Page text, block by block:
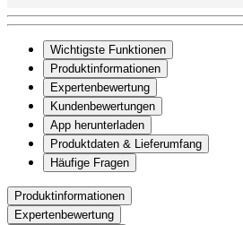
Wichtigste Funktionen
Produktinformationen
Expertenbewertung
Kundenbewertungen
App herunterladen
Produktdaten & Lieferumfang
Häufige Fragen
Produktinformationen
Expertenbewertung